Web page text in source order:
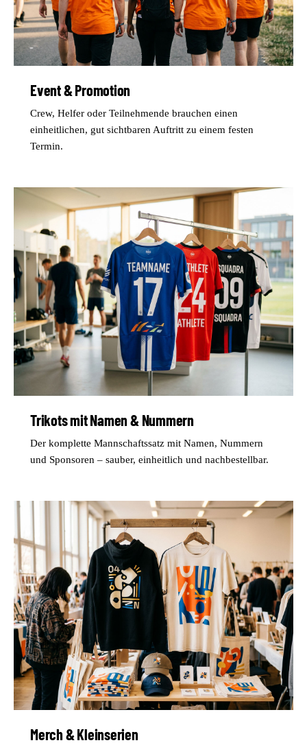
Event & Promotion
Crew, Helfer oder Teilnehmende brauchen einen
einheitlichen, gut sichtbaren Auftritt zu einem festen
Termin.
Trikots mit Namen & Nummern
Der komplette Mannschaftssatz mit Namen, Nummern
und Sponsoren – sauber, einheitlich und nachbestellbar.
Merch & Kleinserien